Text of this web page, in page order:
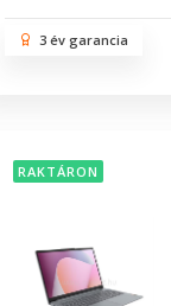
3 év garancia
RAKTÁRON